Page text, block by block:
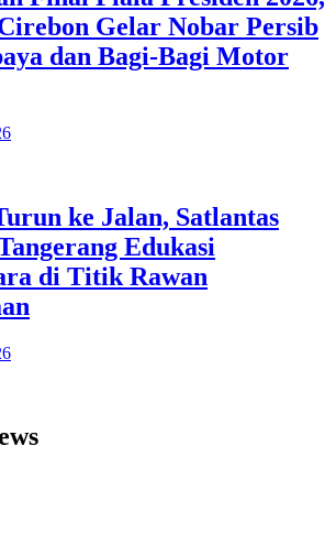
Gelar Nobar Persib
dan Bagi-Bagi Motor
ke Jalan, Satlantas
Edukasi
di Titik Rawan